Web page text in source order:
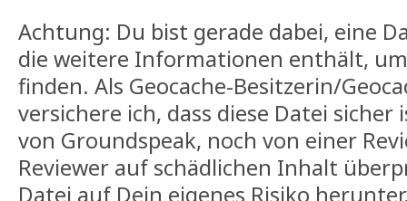
Achtung: Du bist gerade dabei, eine
die weitere Informationen enthält, um
finden. Als Geocache-Besitzerin/
versichere ich, dass diese Datei sicher
von Groundspeak, noch von einer
Reviewer auf schädlichen Inhalt
Datei auf Dein eigenes Risiko